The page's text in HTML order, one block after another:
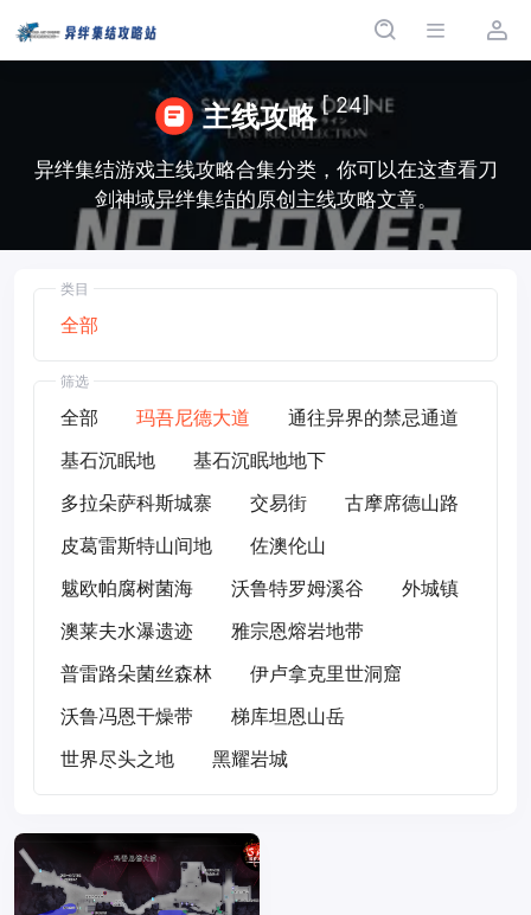
主线攻略[ 24]
异绊集结游戏主线攻略合集分类，你可以在这查看刀
剑神域异绊集结的原创主线攻略文章。
类目
全部
筛选
全部 玛吾尼德大道
通往异界的禁忌通道
基石沉眠地
基石沉眠地地下
多拉朵萨科斯城寨
交易街
古摩席德山路
皮葛雷斯特山间地
佐澳伦山
魃欧帕腐树菌海
沃鲁特罗姆溪谷
外城镇
澳莱夫水瀑遗迹
雅宗恩熔岩地带
普雷路朵菌丝森林
伊卢拿克里世洞窟
沃鲁冯恩干燥带
梯库坦恩山岳
世界尽头之地
黑耀岩城